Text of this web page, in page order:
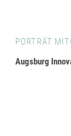
PORTRÄT
Augsburg